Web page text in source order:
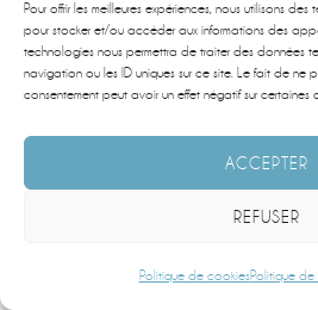
Pour offrir les meilleures expériences, nous utilisons
pour stocker et/ou accéder aux informations des
technologies nous permettra de traiter des données
navigation ou les ID uniques sur ce site. Le fait de ne
consentement peut avoir un effet négatif sur certaines
ACCEPTER
REFUSER
Politique de cookiesPolitique
VISIBILITÉ DÈS
RÉSERVEZ VOTRE